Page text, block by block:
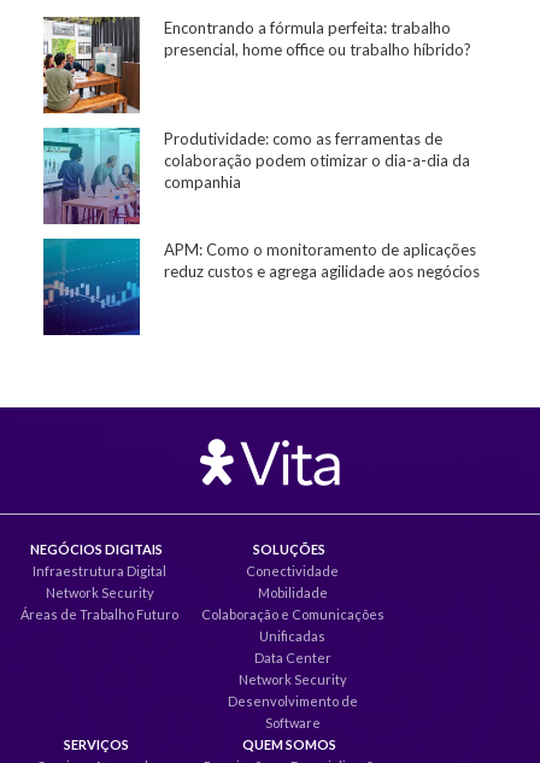
Encontrando a fórmula perfeita: trabalho
presencial, home office ou trabalho híbrido?
Produtividade: como as ferramentas de
colaboração podem otimizar o dia-a-dia da
companhia
APM: Como o monitoramento de aplicações
reduz custos e agrega agilidade aos negócios
NEGÓCIOS DIGITAIS
Infraestrutura Digital
Network Security
Áreas de Trabalho Futuro
SOLUÇÕES
Conectividade
Mobilidade
Colaboração e Comunicações
Unificadas
Data Center
Network Security
Desenvolvimento de
Software
SERVIÇOS
QUEM SOMOS